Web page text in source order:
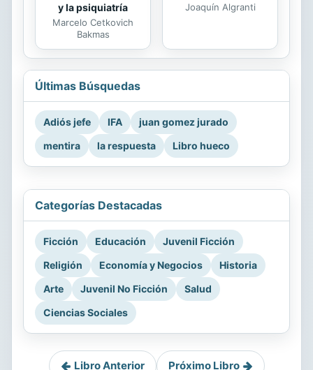
y la psiquiatría
Marcelo Cetkovich
Bakmas
Joaquín Algranti
Últimas Búsquedas
Adiós jefe IFA
juan gomez jurado
mentira
la respuesta Libro hueco
Categorías Destacadas
Ficción Educación
Juvenil Ficción
Religión
Economía y Negocios
Historia
Arte
Juvenil No Ficción
Salud
Ciencias Sociales
Libro Anterior Próximo Libro